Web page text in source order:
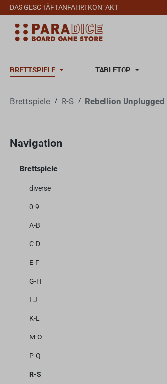
Hauptinhalt springen
Zur Suche springen
Zur Hauptnavigation springen
DAS GESCHÄFTANFAHRTKONTAKT
BRETTSPIELE TABLETOP
Brettspiele / R-S / Rebellion Unplugged
Navigation
Brettspiele
diverse
0-9
A-B
C-D
E-F
G-H
I-J
K-L
M-O
P-Q
R-S